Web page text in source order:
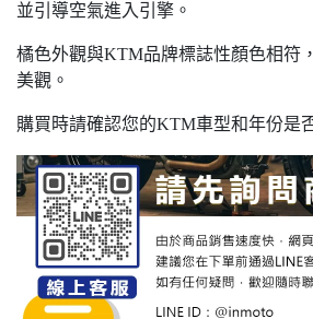
並引導空氣進入引擎。
橘色外觀與KTM品牌標誌性顏色相符
美觀。
購買時請確認您的KTM車型和年份是